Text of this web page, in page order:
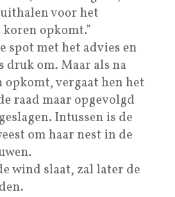
voor het
opkomt.”
spot met het advies en
druk om. Maar als na
vergaat hen het
raad maar opgevolgd
Intussen is de
om haar nest in de
wind slaat, zal later de